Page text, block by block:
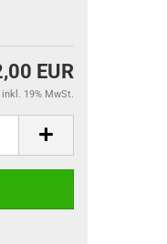
EUR
inkl. 19% MwSt.